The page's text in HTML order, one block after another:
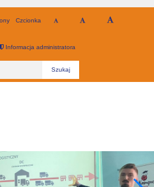
Czcionka
Informacja administratora